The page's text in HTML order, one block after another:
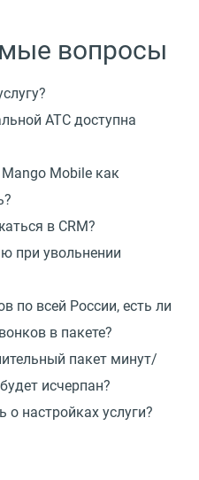
вопросы
АТС доступна
Mobile как
в CRM?
при увольнении
по всей России, есть ли
в пакете?
пакет минут/
исчерпан?
о настройках услуги?